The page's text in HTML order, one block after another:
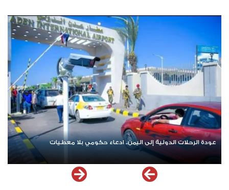
الدولية إلى اليمن.. ادعاء حكومي بلا معطيات اشترك الآن